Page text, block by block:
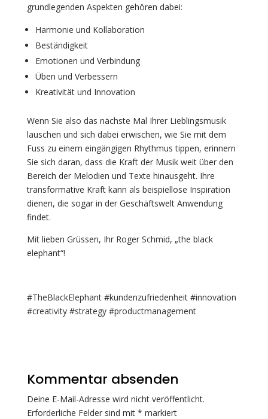
grundlegenden Aspekten gehören dabei:
Harmonie und Kollaboration
Beständigkeit
Emotionen und Verbindung
Üben und Verbessern
Kreativität und Innovation
Wenn Sie also das nächste Mal Ihrer Lieblingsmusik
lauschen und sich dabei erwischen, wie Sie mit dem
Fuss zu einem eingängigen Rhythmus tippen, erinnern
Sie sich daran, dass die Kraft der Musik weit über den
Bereich der Melodien und Texte hinausgeht. Ihre
transformative Kraft kann als beispiellose Inspiration
dienen, die sogar in der Geschäftswelt Anwendung
findet.
Mit lieben Grüssen, Ihr Roger Schmid, „the black
elephant“!
#TheBlackElephant #kundenzufriedenheit #innovation
#creativity #strategy #productmanagement
Kommentar absenden
Deine E-Mail-Adresse wird nicht veröffentlicht.
Erforderliche Felder sind mit * markiert